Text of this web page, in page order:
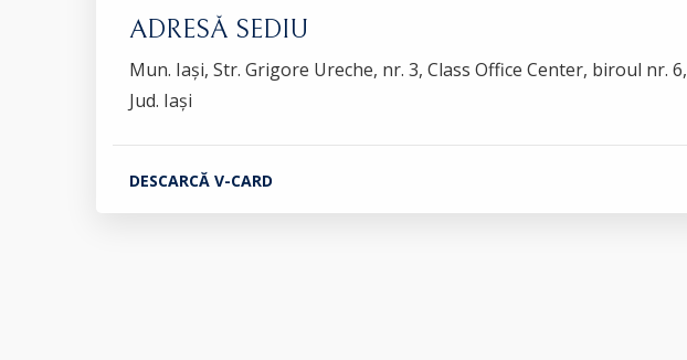
ADRESĂ SEDIU
Mun. Iași, Str. Grigore Ureche, nr. 3, Class Office Center, biroul nr. 6,
Jud. Iași
DESCARCĂ V-CARD